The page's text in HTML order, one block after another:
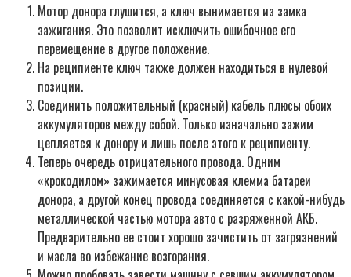
Мотор донора глушится, а ключ вынимается из замка
зажигания. Это позволит исключить ошибочное его
перемещение в другое положение.
На реципиенте ключ также должен находиться в нулевой
позиции.
Соединить положительный (красный) кабель плюсы обоих
аккумуляторов между собой. Только изначально зажим
цепляется к донору и лишь после этого к реципиенту.
Теперь очередь отрицательного провода. Одним
«крокодилом» зажимается минусовая клемма батареи
донора, а другой конец провода соединяется с какой-нибудь
металлической частью мотора авто с разряженной АКБ.
Предварительно ее стоит хорошо зачистить от загрязнений
и масла во избежание возгорания.